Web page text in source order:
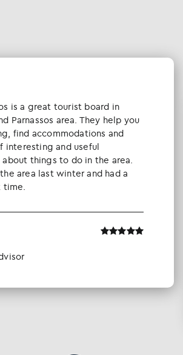
is a great tourist board in
Parnassos area. They help you
find accommodations and
interesting and useful
things to do in the area.
area last winter and had a
time.